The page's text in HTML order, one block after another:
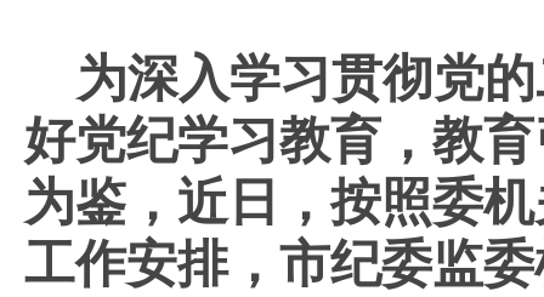
为深入学习贯彻党
好党纪学习教育，教
为鉴，近日，按照委
工作安排，市纪委监